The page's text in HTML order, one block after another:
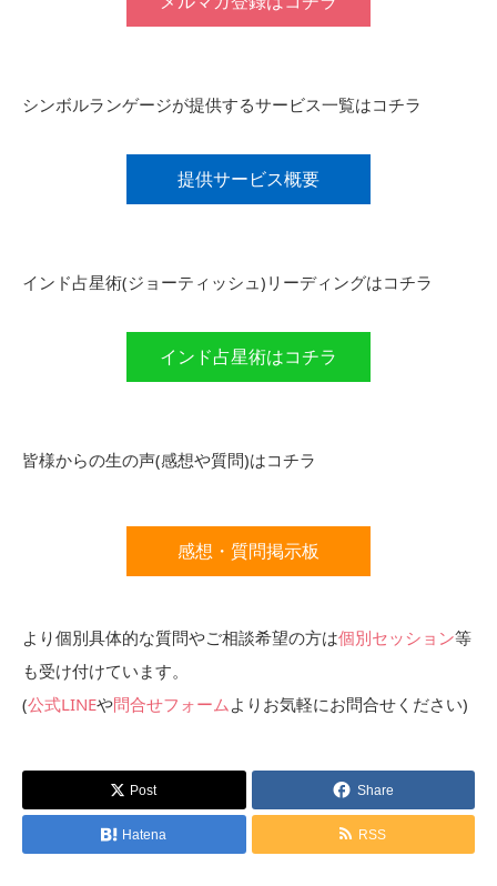
シンボルランゲージが提供するサービス一覧はコチラ
提供サービス概要
インド占星術(ジョーティッシュ)リーディングはコチラ
インド占星術はコチラ
皆様からの生の声(感想や質問)はコチラ
感想・質問掲示板
より個別具体的な質問やご相談希望の方は個別セッション等
も受け付けています。
(公式LINEや問合せフォーム よりお気軽にお問合せください)
Post Share
Hatena RSS